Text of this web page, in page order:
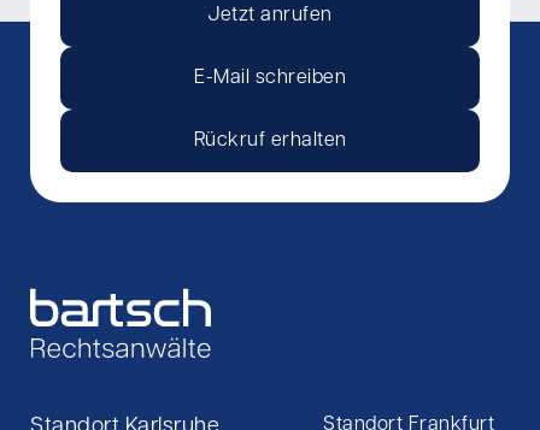
Jetzt anrufen
E-Mail schreiben
Rückruf erhalten
Standort Frankfurt